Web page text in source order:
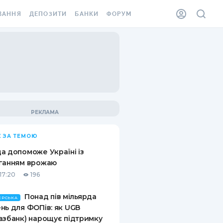
ВІНЬЄТКА
ВІД
ВИПАДКІВ
ДЕПОЗИТИ
ПИТАННЯ ТА ВІДПОВІДІ
ПУТІВНИКИ ПО
БАНКИ ФОРУМ
ЗА ТЕМОЮ
допоможе Україні із
врожаю
196
Понад пів мільярда
для ФОПів: як UGB
нарощує підтримку